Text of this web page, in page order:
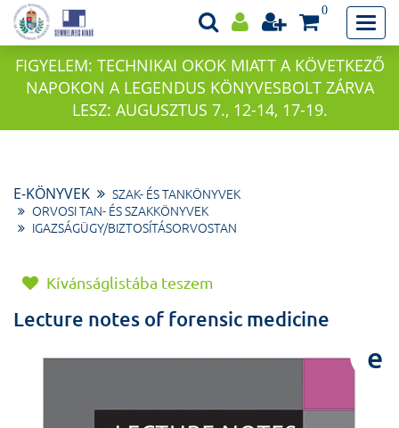
0
FIGYELEM: TECHNIKAI OKOK MIATT A KÖVETKEZŐ
NAPOKON A LEGENDUS KÖNYVESBOLT ZÁRVA
LESZ: AUGUSZTUS 7., 12-14, 17-19.
E-KÖNYVEK
SZAK- ÉS TANKÖNYVEK
ORVOSI TAN- ÉS SZAKKÖNYVEK
IGAZSÁGÜGY/BIZTOSÍTÁSORVOSTAN
Kívánságlistába teszem
Lecture notes of forensic medicine
e